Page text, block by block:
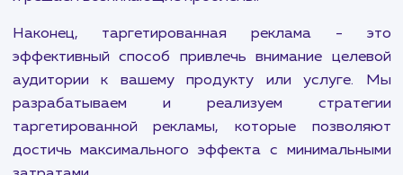
достижения наилучших результатов. Это
включать в себя организацию рекламных
проведение конкурсов и акций,
уникального контента и многое другое.
Создание и ведение групп в социальных сетях